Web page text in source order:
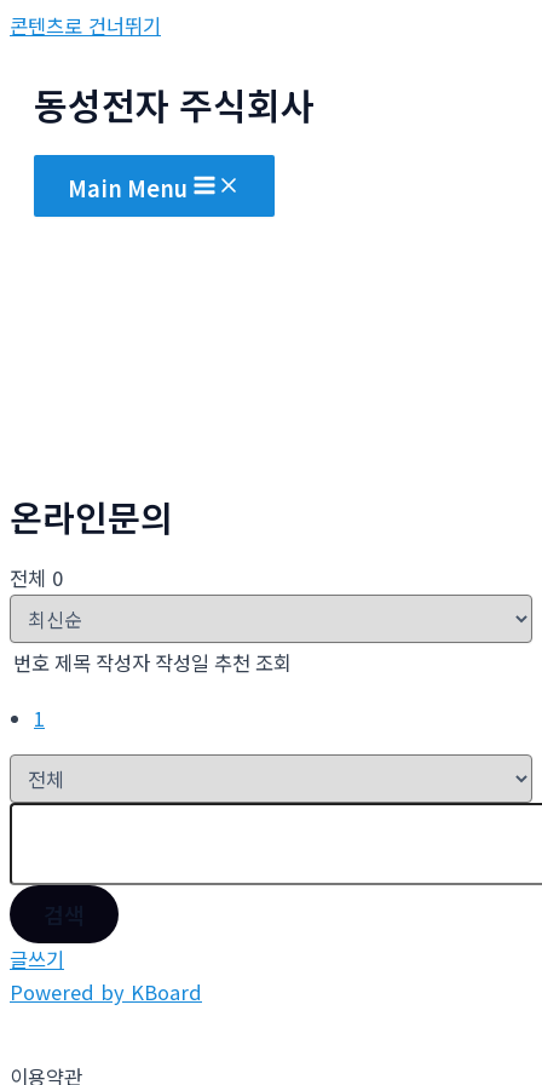
콘텐츠로 건너뛰기
동성전자 주식회사
Main Menu
온라인문의
전체 0
번호제목 작성자 작성일 추천 조회
1
글쓰기
Powered by KBoard
이용약관